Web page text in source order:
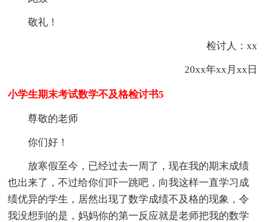
敬礼！
检讨人：xx
20xx年xx月xx日
小学生期末考试数学不及格检讨书5
尊敬的老师
你们好！
放寒假至今，已经过去一周了，现在我的期末成绩
也出来了，不过给你们吓一跳吧，向我这样一直学习成
绩优异的学生，居然出现了数学成绩不及格的现象，令
我没想到的是，妈妈你的第一反应就是老师把我的数学